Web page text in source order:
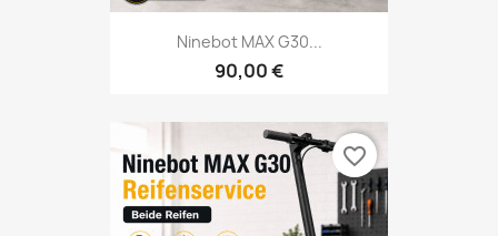
Ninebot MAX G30...
90,00 €
favorite_border